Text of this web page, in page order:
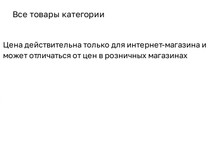
Все товары категории
Цена действительна только для интернет-магазина и
может отличаться от цен в розничных магазинах